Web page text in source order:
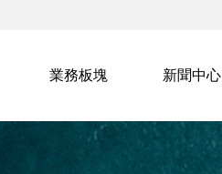
業務板塊 新聞中心